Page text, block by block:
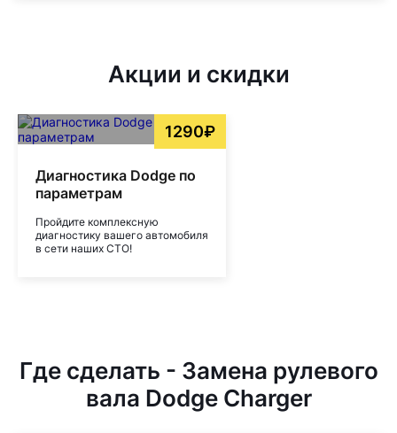
Акции и скидки
1290₽
Диагностика Dodge по
параметрам
Пройдите комплексную
диагностику вашего автомобиля
в сети наших СТО!
Где сделать - Замена рулевого
вала Dodge Charger